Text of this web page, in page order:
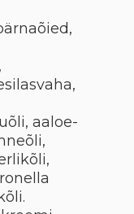
aaloe-